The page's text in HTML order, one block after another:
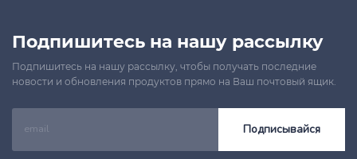
Подпишитесь на нашу рассылку
Подпишитесь на нашу рассылку, чтобы получать последние
новости и обновления продуктов прямо на Ваш почтовый ящик.